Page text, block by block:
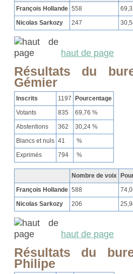
François Hollande 558
Nicolas Sarkozy
247
haut de page
Résultats du
Gémier
Inscrits 1197 Pourcentage
Votants
835
69,76 %
Abstentions
362
30,24 %
Blancs et nuls 41
%
Exprimés
794 %
Nombre de voix
François Hollande 588
Nicolas Sarkozy
206
haut de page
Résultats du
Philipe